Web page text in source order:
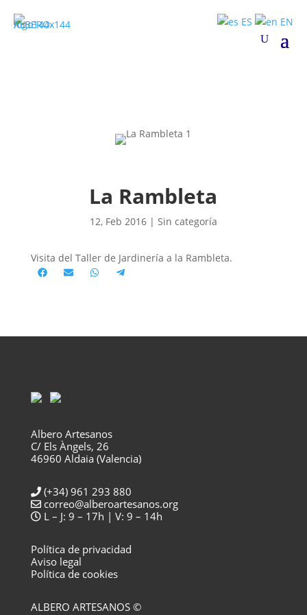
ES EN
La Rambleta
12, Feb 2016| Sin categoría
Visita del Taller de Jardinería a la Rambleta.
CompartirCompartirCompartirCompartir
Albero Artesanos
C/ Els Àngels, 26
46960 Aldaia (Valencia)
(+34) 961 293 880
correo@alberoartesanos.org
L – J: 9 – 17h | V: 9 – 14h
Política de privacidad
Aviso legal
Política de cookies
ALBERO ARTESANOS ©